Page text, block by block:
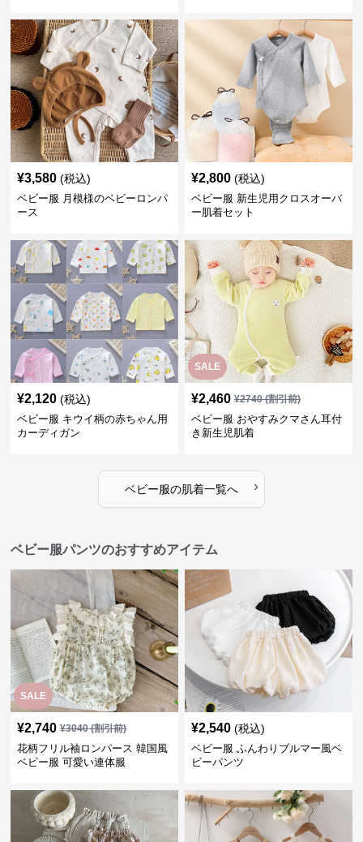
¥3,580 (税込)
ベビー服 月模様のベビーロンパ
ース
¥2,800 (税込)
ベビー服 新生児用クロスオーバ
ー肌着セット
¥2,120 (税込)
ベビー服 キウイ柄の赤ちゃん用
カーディガン
SALE
¥2,460 ¥2740(割引前)
ベビー服 おやすみクマさん耳付
き新生児肌着
ベビー服の肌着一覧へ ›
ベビー服パンツのおすすめアイテム
SALE
¥2,740 ¥3040(割引前)
花柄フリル袖ロンパース 韓国風
ベビー服 可愛い連体服
¥2,540 (税込)
ベビー服 ふんわりブルマー風ベ
ビーパンツ